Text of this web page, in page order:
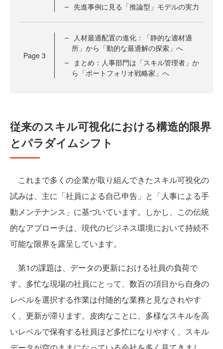
先進事例に見る「推論型」モデルの実力
Page 3
人材最適配置の進化：「静的な適材適
所」から「動的な最適解の探索」へ
まとめ：人事部門は「スキル管理者」か
ら「ポートフォリオ戦略家」へ
従来のスキル可視化における構造的限界
とパラダイムシフト
これまで多くの企業が取り組んできたスキル可視化の
試みは、主に「社員による自己申告」と「人事による手
動メンテナンス」に基づいています。しかし、この伝統
的なアプローチは、現代のビジネス環境において持続不
可能な限界を露呈しています。
第1の課題は、データの更新における社員の負荷で
す。多忙な現場の社員にとって、数百の項目から自身の
レベルを選択する作業は付随的な業務と見なされやす
く、更新が滞ります。皮肉なことに、多様なスキルを高
いレベルで保有する社員ほど多忙になりやすく、スキル